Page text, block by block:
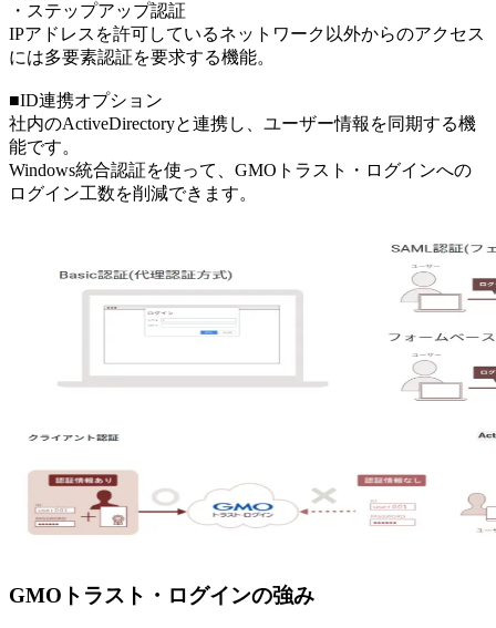
・ステップアップ認証
IPアドレスを許可しているネットワーク以外からのアクセス
には多要素認証を要求する機能。
■ID連携オプション
社内のActiveDirectoryと連携し、ユーザー情報を同期する機
能です。
Windows統合認証を使って、GMOトラスト・ログインへの
ログイン工数を削減できます。
GMOトラスト・ログインの強み